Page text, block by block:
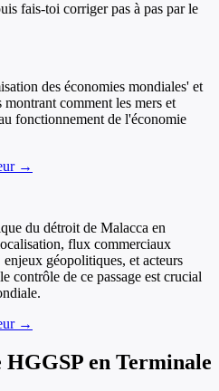
fais-toi corriger pas à pas par le
des économies mondiales' et
comment les mers et
fonctionnement de l'économie
→
du détroit de Malacca en
flux commerciaux
géopolitiques, et acteurs
contrôle de ce passage est crucial
→
HGGSP en Terminale